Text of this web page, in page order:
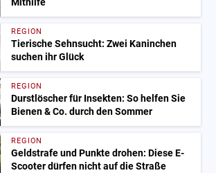
REGION
Tierische Sehnsucht: Zwei Kaninchen
suchen ihr Glück
REGION
Durstlöscher für Insekten: So helfen Sie
Bienen & Co. durch den Sommer
REGION
Geldstrafe und Punkte drohen: Diese E-
Scooter dürfen nicht auf die Straße